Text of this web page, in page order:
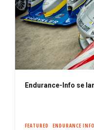
Endurance-Info se
FEATURED ENDURANCE INFO